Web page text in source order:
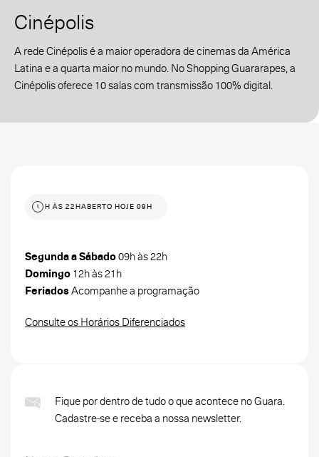
Cinépolis
A rede Cinépolis é a maior operadora de cinemas da América
Latina e a quarta maior no mundo. No Shopping Guararapes, a
Cinépolis oferece 10 salas com transmissão 100% digital.
HOJE 09H ÀS 22HABERTO HOJE 09H ÀS 22H
Segunda a Sábado09h às 22h
Domingo 12h às 21h
FeriadosAcompanhe a programação
Consulte os Horários Diferenciados
Fique por dentro de tudo o que acontece no Guara.
Cadastre-se e receba a nossa newsletter.